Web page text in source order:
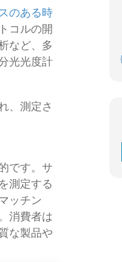
のある時
コルの開
など、多
光光度計
、測定さ
です。サ
測定する
ッチン
消費者は
な製品や